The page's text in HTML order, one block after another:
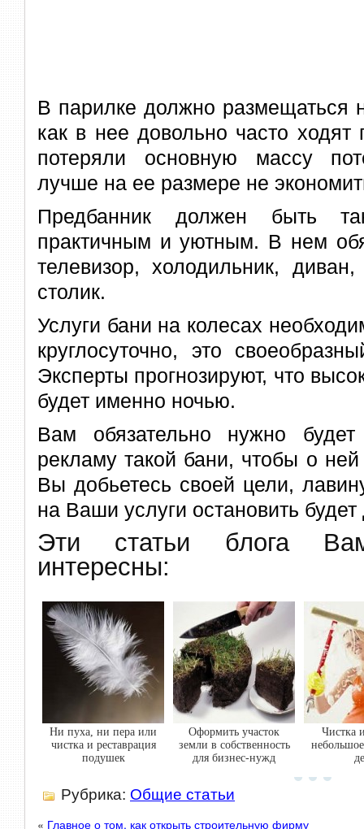
В парилке должно размещаться
как в нее довольно часто
потеряли основную массу
лучше на ее размере не
Предбанник должен быть
практичным и уютным. В нем
телевизор, холодильник,
столик.
Услуги бани на колесах
круглосуточно, это
Эксперты прогнозируют, что
будет именно ночью.
Вам обязательно нужно
рекламу такой бани, чтобы о ней
Вы добьетесь своей цели,
на Ваши услуги остановить
Эти статьи блога
интересны:
Ни пуха, ни пера или
чистка и реставрация
подушек
Оформить участок
земли в собственность
для бизнес-нужд
Чистка
Рубрика: Общие статьи
« Главное о том, как открыть строительную фирму